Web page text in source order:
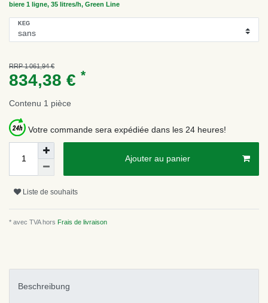
biere 1 ligne, 35 litres/h, Green Line
KEG
RRP 1 061,94 €
834,38 € *
Contenu 1 pièce
Votre commande sera expédiée dans les 24 heures!
Ajouter au panier
Liste de souhaits
* avec TVA hors Frais de livraison
Beschreibung